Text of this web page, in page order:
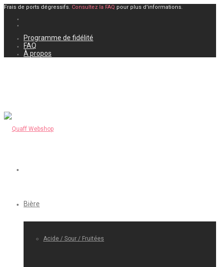
Frais de ports dégressifs. Consultez la FAQ pour plus d'informations.
Programme de fidélité
FAQ
À propos
Bière
Acide / Sour / Fruitées